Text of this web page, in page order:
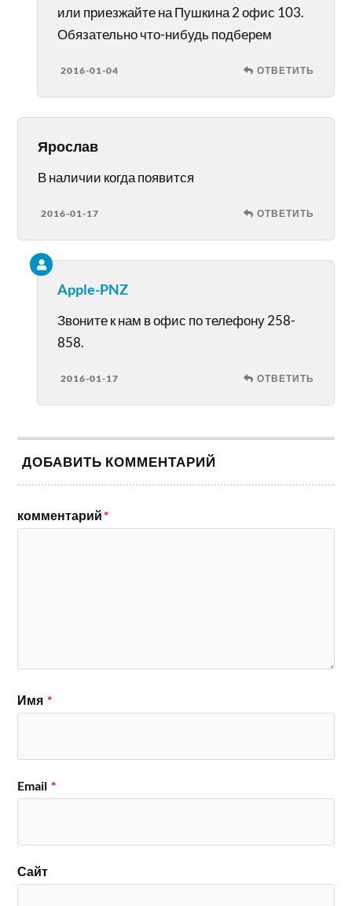
или приезжайте на Пушкина 2 офис 103.
Обязательно что-нибудь подберем
2016-01-04 ОТВЕТИТЬ
Ярослав
В наличии когда появится
2016-01-17 ОТВЕТИТЬ
Apple-PNZ
Звоните к нам в офис по телефону 258-
858.
2016-01-17 ОТВЕТИТЬ
ДОБАВИТЬ КОММЕНТАРИЙ
комментарий*
Имя *
Email *
Сайт